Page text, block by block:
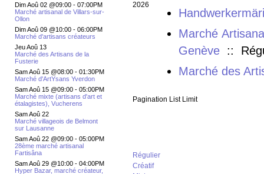
Dim Aoû 02 @09:00 - 07:00PM
Marché artisanal de Villars-sur-
Ollon
Dim Aoû 09 @10:00 - 06:00PM
Marché d'artisans créateurs
Jeu Aoû 13
Marché des Artisans de la
Fusterie
Sam Aoû 15 @08:00 - 01:30PM
Marché d'ArtYsans Yverdon
Sam Aoû 15 @09:00 - 05:00PM
Marché mixte (artisans d'art et
étalagistes), Vucherens
Sam Aoû 22
Marché villageois de Belmont
sur Lausanne
Sam Aoû 22 @09:00 - 05:00PM
28ème marché artisanal
Fartisâna
Sam Aoû 29 @10:00 - 04:00PM
Hyper Bazar, marché créateur,
2026
Marché
Genève ::
Marché des
Pagination List Limit
Régulier
Créatif